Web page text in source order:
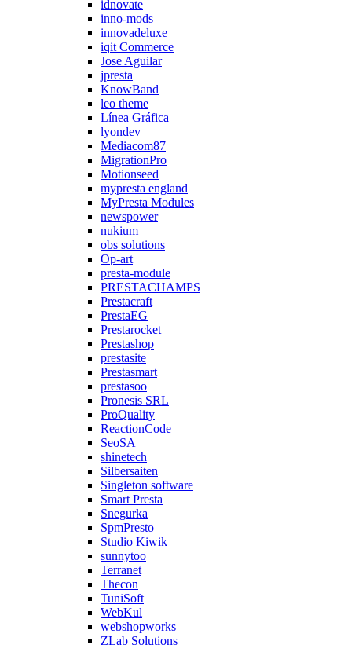
idnovate
inno-mods
innovadeluxe
iqit Commerce
Jose Aguilar
jpresta
KnowBand
leo theme
Línea Gráfica
lyondev
Mediacom87
MigrationPro
Motionseed
mypresta england
MyPresta Modules
newspower
nukium
obs solutions
Op-art
presta-module
PRESTACHAMPS
Prestacraft
PrestaEG
Prestarocket
Prestashop
prestasite
Prestasmart
prestasoo
Pronesis SRL
ProQuality
ReactionCode
SeoSA
shinetech
Silbersaiten
Singleton software
Smart Presta
Snegurka
SpmPresto
Studio Kiwik
sunnytoo
Terranet
Thecon
TuniSoft
WebKul
webshopworks
ZLab Solutions